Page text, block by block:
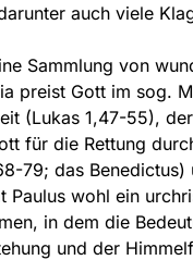
auch viele
Sammlung von
preist Gott im sog.
(Lukas 1,47-55),
für die Rettung
79; das Benedictus)
Paulus wohl ein
in dem die
und der